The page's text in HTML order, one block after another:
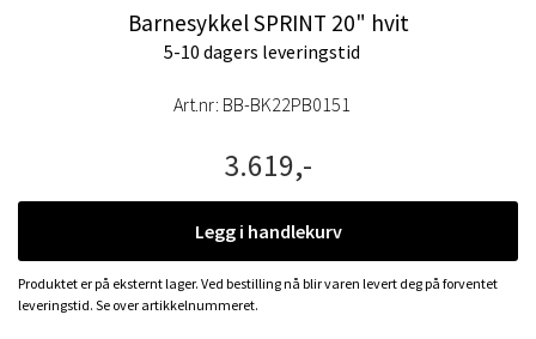
Barnesykkel SPRINT 20" hvit
5-10 dagers leveringstid
Art.nr: BB-BK22PB0151
3.619,-
Legg i handlekurv
Produktet er på eksternt lager. Ved bestilling nå blir varen levert deg på forventet
leveringstid. Se over artikkelnummeret.